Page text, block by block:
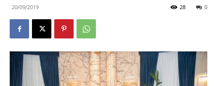
20/09/2019 0
28